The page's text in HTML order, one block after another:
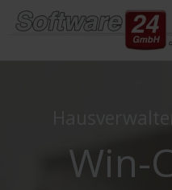
springen
Win-